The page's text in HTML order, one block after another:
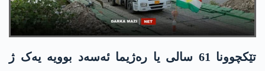
تێکچوونا 61 سالی یا رەژیما ئەسەد بوویە یەک ژ